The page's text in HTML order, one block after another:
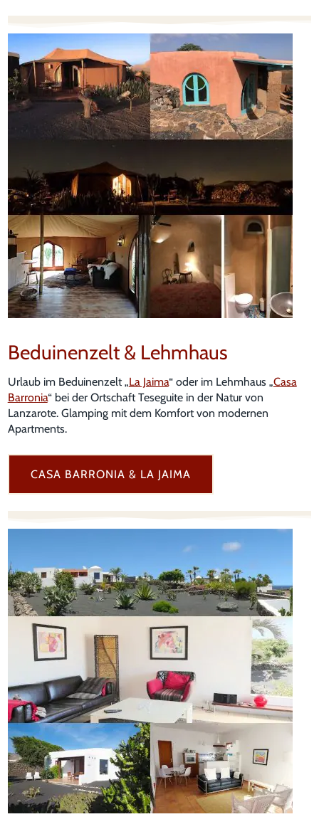
Beduinenzelt & Lehmhaus
Urlaub im Beduinenzelt „La Jaima“ oder im Lehmhaus „Casa
Barronia“ bei der Ortschaft Teseguite in der Natur von
Lanzarote. Glamping mit dem Komfort von modernen
Apartments.
CASA BARRONIA & LA JAIMA